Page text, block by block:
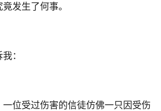
发生了何事。
：
位受过伤害的信徒仿佛一只因受伤